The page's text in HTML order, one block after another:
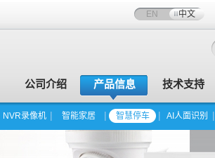
EN 中文
公司介绍 产品信息
NVR录像机 智能家居 智慧停车 AI人面识别
技术支持